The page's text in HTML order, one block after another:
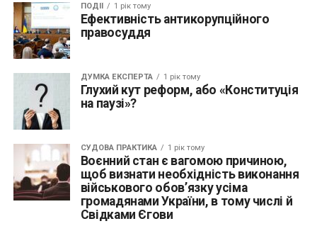
ПОДІЇ 1 рік тому
Ефективність антикорупційного
правосуддя
ДУМКА ЕКСПЕРТА 1 рік тому
Глухий кут реформ, або «Конституція
на паузі»?
СУДОВА ПРАКТИКА 1 рік тому
Воєнний стан є вагомою причиною,
щоб визнати необхідність виконання
військового обов’язку усіма
громадянами України, в тому числі й
Свідками Єгови